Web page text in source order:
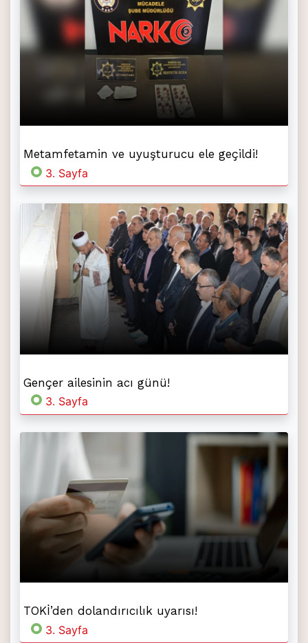
Metamfetamin ve uyuşturucu ele geçildi!
3. Sayfa
Gençer ailesinin acı günü!
3. Sayfa
TOKİ’den dolandırıcılık uyarısı!
3. Sayfa